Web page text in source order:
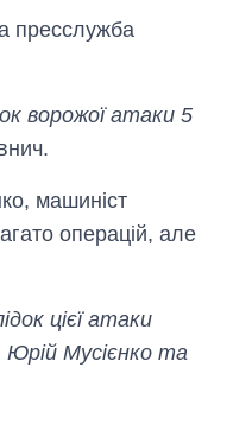
пресслужба
ворожої атаки 5
машиніст
операцій, але
цієї атаки
Юрій Мусієнко та
на холодну воду у